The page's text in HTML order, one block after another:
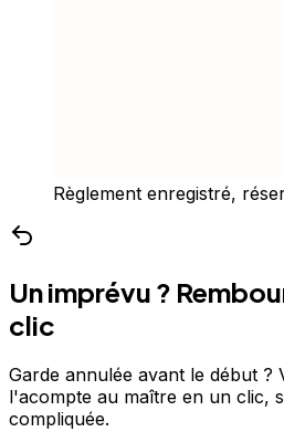
Règlement enregistré,
Un imprévu ?
clic
Garde annulée avant le début ?
l'acompte au maître en un clic,
compliquée.